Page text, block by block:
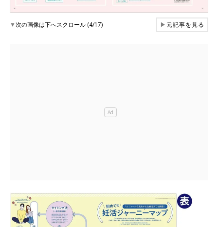
▼次の画像は下へスクロール (4/17) ▶元記事を見る